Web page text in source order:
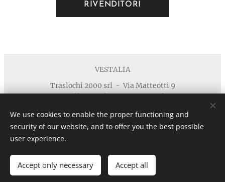
RIVENDITORI
VESTALIA
Traslochi 2000 srl - Via Matteotti 9
40055 Villanova di Castenaso - Bologna
info@vestaliamobili.com
P.I./C.F. 03135881203 - REA: BO-494768 - I.R.I. di Bologna
n. 03135881203 in data 05/07/2011- Cap.Soc. € 30.000,00 I.V.
Privacy
Cookies
Languages
We use cookies to enable the proper functioning and
security of our website, and to offer you the best possible
user experience.
Accept only necessary Accept all